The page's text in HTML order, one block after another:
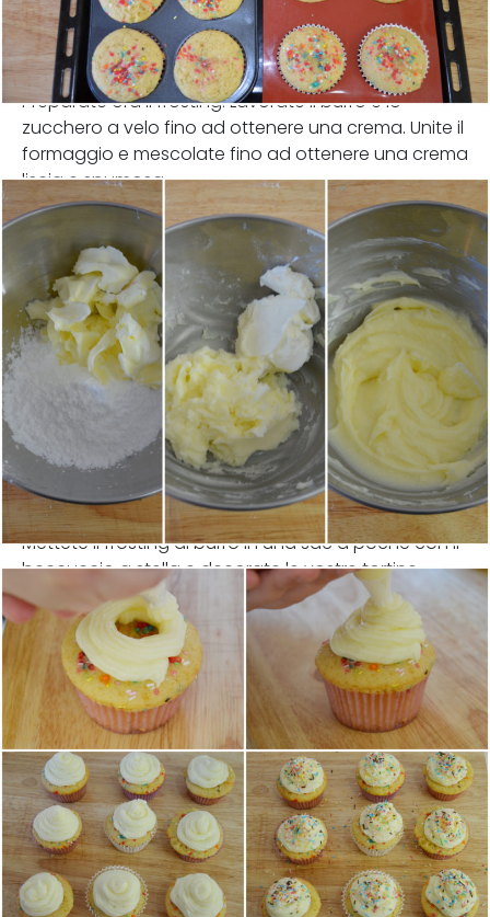
Preparate ora il frosting. Lavorate il burro e lo
zucchero a velo fino ad ottenere una crema. Unite il
formaggio e mescolate fino ad ottenere una crema
liscia e spumosa.
Mettete il frosting al burro in una sac a poche con il
beccuccio a stella e decorate le vostre tortine.